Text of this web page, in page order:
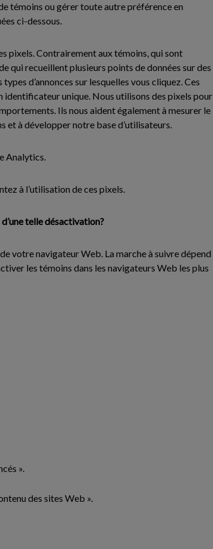
témoins ou gérer toute autre préférence en
ci-dessous.
pixels. Contrairement aux témoins, qui sont
qui recueillent plusieurs points de données sur des
d’annonces sur lesquelles vous cliquez. Ces
unique. Nous utilisons des pixels pour
Ils nous aident également à mesurer le
et à développer notre base d’utilisateurs.
Analytics.
à l’utilisation de ces pixels.
telle désactivation?
votre navigateur Web. La marche à suivre dépend
les témoins dans les navigateurs Web les plus
».
des sites Web ».